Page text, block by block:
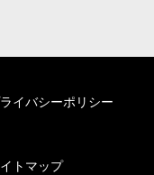
イバシーポリシー
トマップ